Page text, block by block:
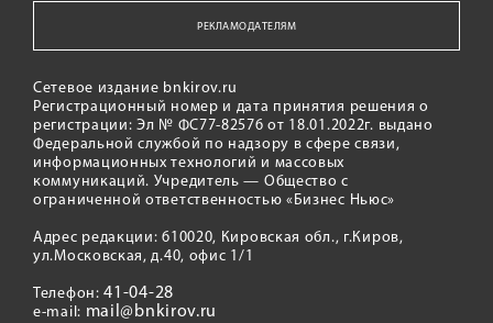
РЕКЛАМОДАТЕЛЯМ
Сетевое издание bnkirov.ru
Регистрационный номер и дата принятия решения о
регистрации: Эл № ФС77-82576 от 18.01.2022г. выдано
Федеральной службой по надзору в сфере связи,
информационных технологий и массовых
коммуникаций. Учредитель — Общество с
ограниченной ответственностью «Бизнес Ньюс»
Адрес редакции: 610020, Кировская обл., г.Киров,
ул.Московская, д.40, офис 1/1
Телефон:41-04-28
e-mail: mail@bnkirov.ru